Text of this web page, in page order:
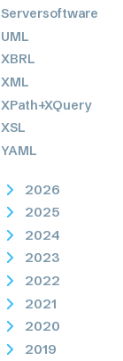
Serversoftware
UML
XBRL
XML
XPath+XQuery
XSL
YAML
2026
2025
2024
2023
2022
2021
2020
2019